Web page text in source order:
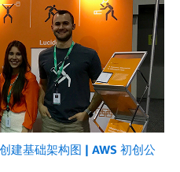
建基础架构图 | AWS 初创公